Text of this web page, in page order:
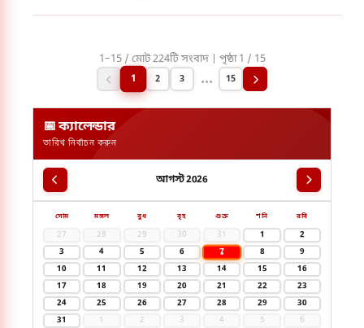
1–15 / মোট 224টি সংবাদ | পৃষ্ঠা 1 / 15
1 2 3 ... 15
📅 ক্যালেন্ডার
তারিখ নির্বাচন করুন
আগস্ট 2026
সোম মঙ্গল বুধ বৃহ শুক্র শনি রবি
27 28 29 30 31 1
2
3
4 5 6 7 8
9
10
11 12 13 14 15
16
17
18 19 20 21 22
23
24
25 26 27 28 29
30
31
1 2 3 4 5 6